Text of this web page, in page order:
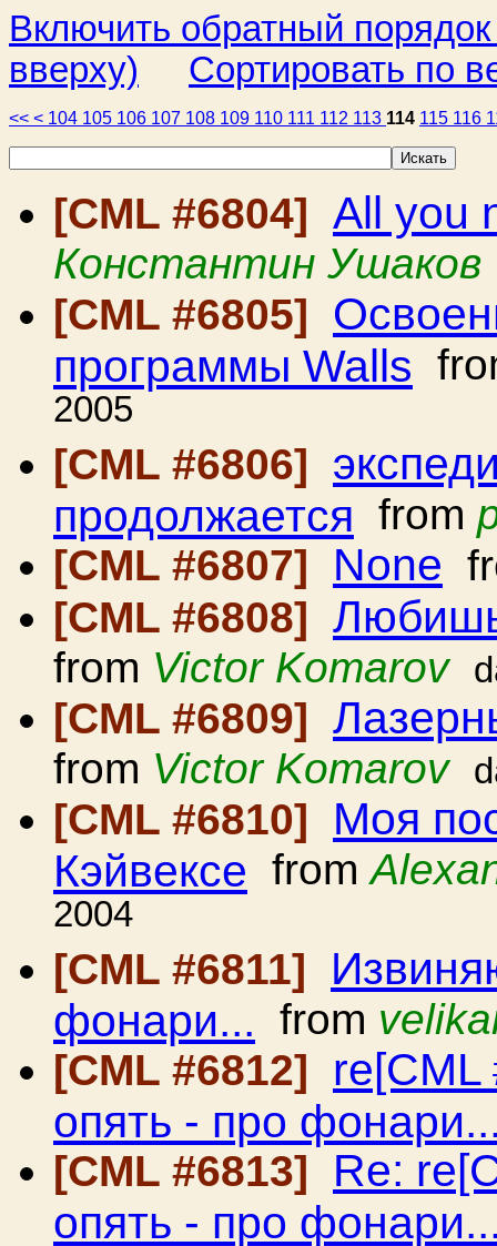
Включить обратный
вверху)
Сортировать по
<< < 104 105 106 107 108 109 110 111 112 113 114 115 116
[CML #6804] All you
Константин Ушаков
[CML #6805]
программы Walls
2005
[CML #6806]
продолжается from
[CML #6807]
None
[CML #6808]
from Victor Komarov
[CML #6809]
from Victor Komarov
[CML #6810] Моя
Кэйвексе from
2004
[CML #6811]
фонари... from
[CML #6812]
re[CML
опять - про
[CML #6813]
Re:
опять - про